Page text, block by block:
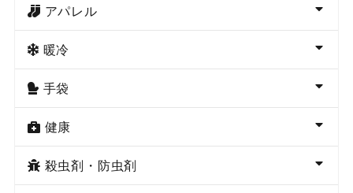
アパレル
暖冷
手袋
健康
殺虫剤・防虫剤